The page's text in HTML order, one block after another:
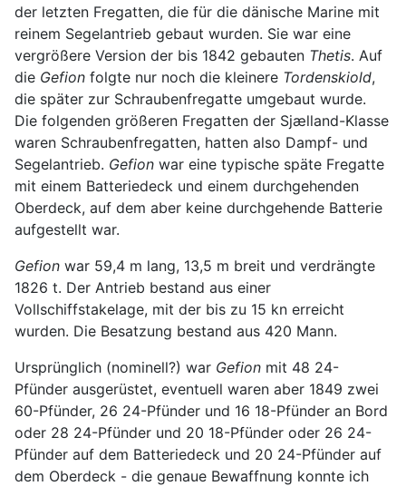
der letzten Fregatten, die für die dänische Marine mit
reinem Segelantrieb gebaut wurden. Sie war eine
vergrößere Version der bis 1842 gebauten Thetis. Auf
die Gefion folgte nur noch die kleinere Tordenskiold,
die später zur Schraubenfregatte umgebaut wurde.
Die folgenden größeren Fregatten der Sjælland-Klasse
waren Schraubenfregatten, hatten also Dampf- und
Segelantrieb. Gefion war eine typische späte Fregatte
mit einem Batteriedeck und einem durchgehenden
Oberdeck, auf dem aber keine durchgehende Batterie
aufgestellt war.
Gefion war 59,4 m lang, 13,5 m breit und verdrängte
1826 t. Der Antrieb bestand aus einer
Vollschiffstakelage, mit der bis zu 15 kn erreicht
wurden. Die Besatzung bestand aus 420 Mann.
Ursprünglich (nominell?) war Gefion mit 48 24-
Pfünder ausgerüstet, eventuell waren aber 1849 zwei
60-Pfünder, 26 24-Pfünder und 16 18-Pfünder an Bord
oder 28 24-Pfünder und 20 18-Pfünder oder 26 24-
Pfünder auf dem Batteriedeck und 20 24-Pfünder auf
dem Oberdeck - die genaue Bewaffnung konnte ich